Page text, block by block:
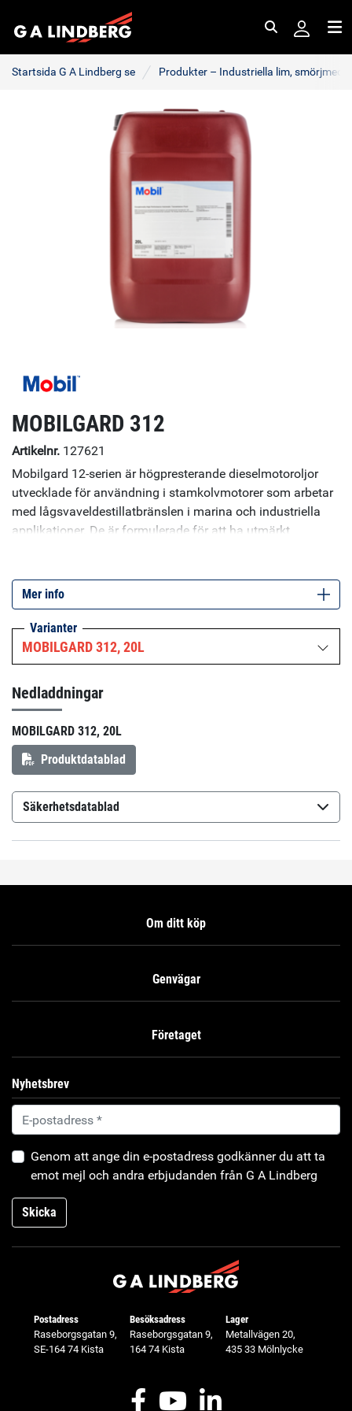
Startsida G A Lindberg se Produkter – Industriella lim,
MOBILGARD 312
Artikelnr. 127621
Mobilgard 12-serien är högpresterande dieselmotoroljor
utvecklade för användning i stamkolvmotorer som arbetar
med lågsvaveldestillatbränslen i marina och industriella
applikationer. De är formulerade för att ha utmärkt
egenskaper och ger utmärkt korrosionsskydd.
Mer info
Varianter
MOBILGARD 312, 20L
Nedladdningar
MOBILGARD 312, 20L
Produktdatablad
Säkerhetsdatablad
Mobilgard 312 (sv-SE)
Om ditt köp
Genvägar
Företaget
Nyhetsbrev
Genom att ange din e-postadress godkänner du att ta
emot mejl och andra erbjudanden från G A Lindberg
Skicka
Postadress
Raseborgsgatan 9,
SE-164 74 Kista
Besöksadress
Raseborgsgatan 9,
164 74 Kista
Lager
Metallvägen 20,
435 33 Mölnlycke
FacebookYoutubeLinkedIn